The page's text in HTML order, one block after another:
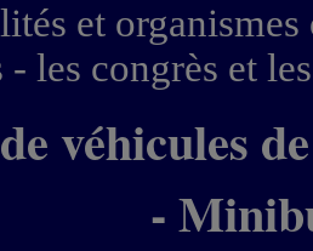
et
les congrès et
véhicules
-